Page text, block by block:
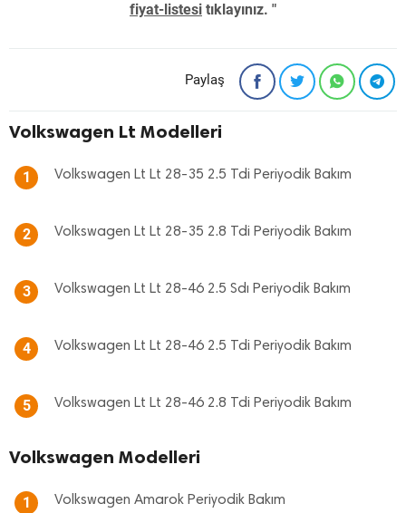
fiyat-listesi tıklayınız. "
Paylaş
Volkswagen Lt Modelleri
1 Volkswagen Lt Lt 28-35 2.5 Tdi Periyodik Bakım
2 Volkswagen Lt Lt 28-35 2.8 Tdi Periyodik Bakım
3 Volkswagen Lt Lt 28-46 2.5 Sdı Periyodik Bakım
4 Volkswagen Lt Lt 28-46 2.5 Tdi Periyodik Bakım
5 Volkswagen Lt Lt 28-46 2.8 Tdi Periyodik Bakım
Volkswagen Modelleri
1 Volkswagen Amarok Periyodik Bakım